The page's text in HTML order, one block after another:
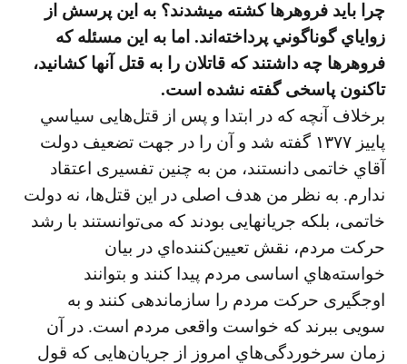
چرا بايد فروهرها كشته ميشدند؟ به اين پرسش از
زواياي گوناگوني پرداخته‌اند. اما به اين مسئله كه
فروهرها چه داشتند كه قاتلان را به قتل آنها كشانيد،
تاكنون پاسخی گفته نشده است.
برخلاف آنچه كه در ابتدا و پس از قتل‌هايی سياسي
پاييز ۱۳۷۷ گفته شد و آن را در جهت تضعيف دولت
آقاي خاتمی دانستند، من به چنين تفسيری اعتقاد
ندارم. به نظر من هدف اصلی در اين قتل‌ها، نه دولت
خاتمی، بلكه جريانهايی بودند كه می‌توانستند با رشد
حركت مردم، نقش تعيين‌كننده‌اي در بيان
خواسته‌هاي اساسی مردم پيدا كنند و بتوانند
اوجگيری حركت مردم را سازماندهی كنند و به
سويی ببرند كه خواست واقعی مردم است. در آن
زمان سرخوردگی‌هاي امروز از جريان‌هایی كه قول